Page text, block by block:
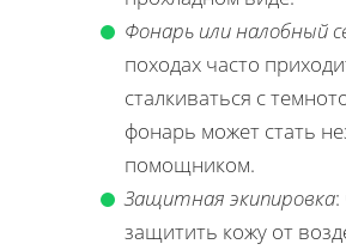
Фонарь или налобный
походах часто
сталкиваться с
фонарь может стать
помощником.
Защитная экипировка
защитить кожу от